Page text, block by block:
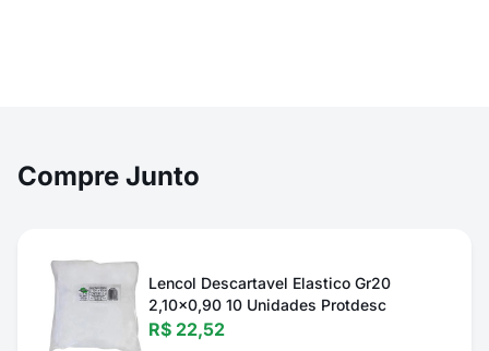
Compre Junto
Lencol Descartavel Elastico Gr20
2,10x0,90 10 Unidades Protdesc
R$ 22,52